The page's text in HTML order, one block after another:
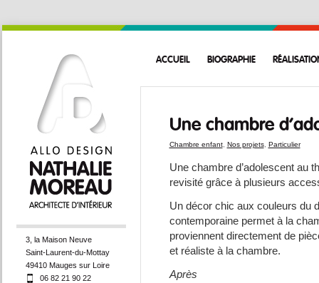
ACCUEIL BIOGRAPHIE
3, la Maison Neuve
Saint-Laurent-du-Mottay
49410 Mauges sur Loire
06 82 21 90 22
Une chambre
Chambre enfant, Nos projets, Particulier
Une chambre d’adolescent au
revisité grâce à plusieurs
Un décor chic aux couleurs du
contemporaine permet à la
proviennent directement de
et réaliste à la chambre.
Après